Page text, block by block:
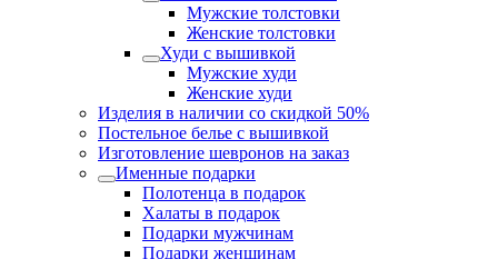
Мужские толстовки
Женские толстовки
Худи с вышивкой
Мужские худи
Женские худи
Изделия в наличии со скидкой 50%
Постельное белье с вышивкой
Изготовление шевронов на заказ
Именные подарки
Полотенца в подарок
Халаты в подарок
Подарки мужчинам
Подарки женщинам